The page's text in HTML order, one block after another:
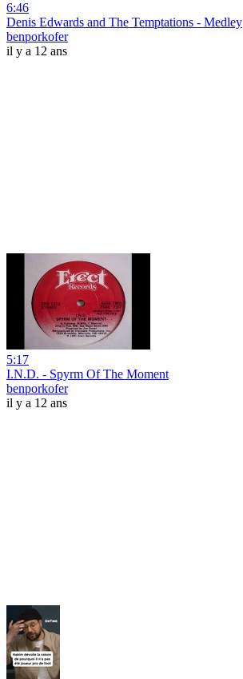
6:46
Denis Edwards and The Temptations - Medley
benporkofer
il y a 12 ans
5:17
I.N.D. - Spyrm Of The Moment
benporkofer
il y a 12 ans